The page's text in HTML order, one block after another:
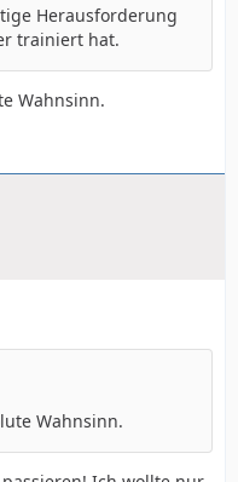
Herausforderung
trainiert hat.
Wahnsinn.
Wahnsinn.